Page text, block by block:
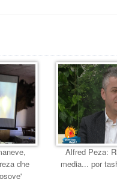
dhe
Alfred Peza:
media... por